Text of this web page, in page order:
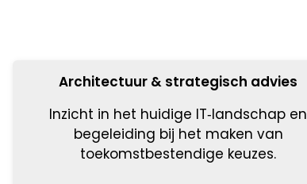
Architectuur & strategisch advies
Inzicht in het huidige IT‑landschap en
begeleiding bij het maken van
toekomstbestendige keuzes.